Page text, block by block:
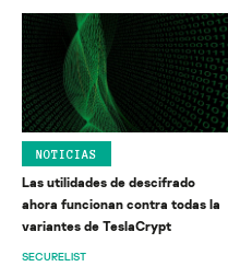
NOTICIAS
Las utilidades de descifrado
ahora funcionan contra todas la
variantes de TeslaCrypt
SECURELIST